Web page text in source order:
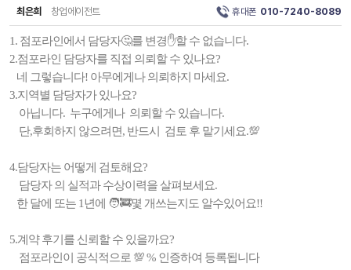
최은희 창업에이전트 휴대폰 010-7240-8089
1. 점포라인에서 담당자🤔를 변경✋️할 수 없습니다.
2.점포라인 담당자를 직접 의뢰할 수 있나요?
네 그렇습니다! 아무에게나 의뢰하지 마세요.
3.지역별 담당자가 있나요?
아닙니다. 누구에게나 의뢰할 수 있습니다.
단,후회하지 않으려면, 반드시 검토 후 맡기세요.💯
4.담당자는 어떻게 검토해요?
담당자 의 실적과 수상이력을 살펴보세요.
한 달에 또는 1년에 🧑‍🚒몇 개쓰는지도 알수있어요!!
5.계약 후기를 신뢰할 수 있을까요?
점포라인이 공식적으로 💯 % 인증하여 등록됩니다